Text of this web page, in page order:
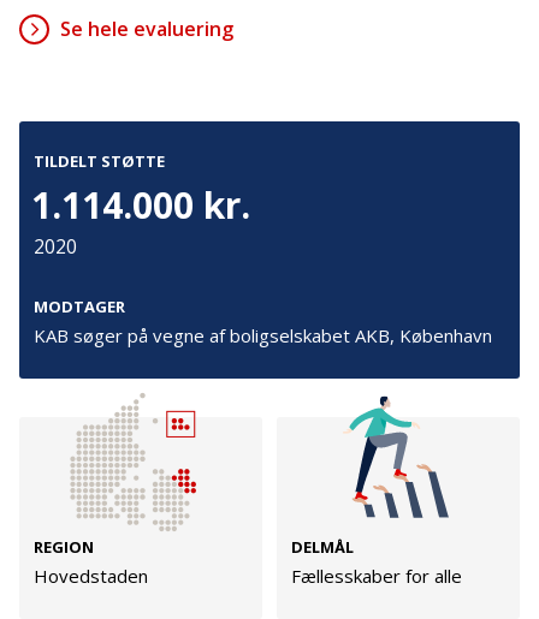
Se hele evaluering
TILDELT STØTTE
1.114.000 kr.
2020
MODTAGER
KAB søger på vegne af boligselskabet AKB, København
REGION
Hovedstaden
DELMÅL
Fællesskaber for alle
Kontakt os
Vilkår
TryghedsGruppen
LinkedIn
TrygFonden
Facebook